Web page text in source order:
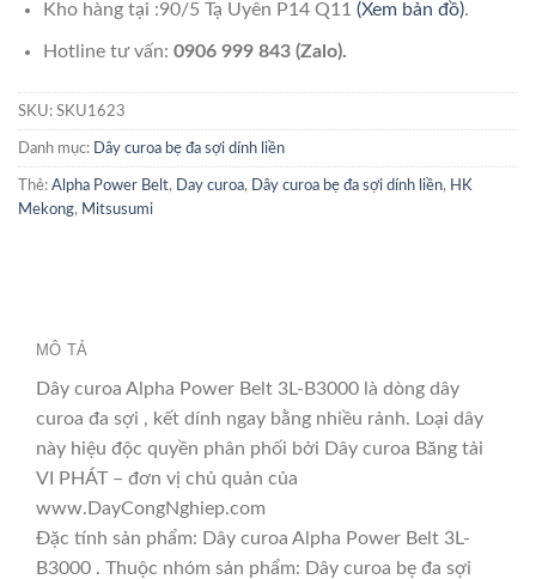
Kho hàng tại :90/5 Tạ Uyên P14 Q11 (Xem bản đồ).
Hotline tư vấn: 0906 999 843 (Zalo).
SKU: SKU1623
Danh mục: Dây curoa bẹ đa sợi dính liền
Thẻ: Alpha Power Belt, Day curoa, Dây curoa bẹ đa sợi dính liền, HK
Mekong, Mitsusumi
MÔ TẢ
Dây curoa Alpha Power Belt 3L-B3000 là dòng dây
curoa đa sợi , kết dính ngay bằng nhiều rảnh. Loại dây
này hiệu độc quyền phân phối bởi Dây curoa Băng tải
VI PHÁT – đơn vị chủ quản của
www.DayCongNghiep.com
Đặc tính sản phẩm: Dây curoa Alpha Power Belt 3L-
B3000 . Thuộc nhóm sản phẩm: Dây curoa bẹ đa sợi